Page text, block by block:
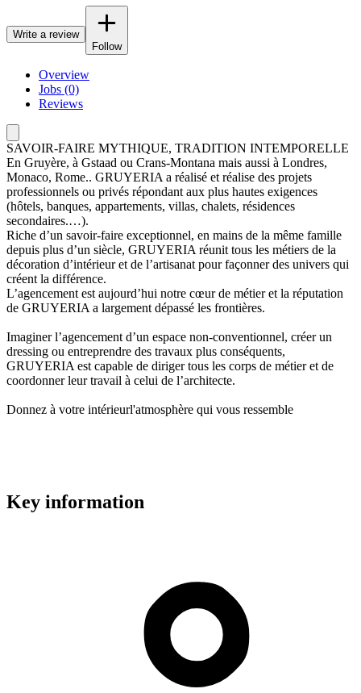
Write a review
Follow
Overview
Jobs (0)
Reviews
SAVOIR-FAIRE MYTHIQUE, TRADITION INTEMPORELLE
En Gruyère, à Gstaad ou Crans-Montana mais aussi à Londres,
Monaco, Rome.. GRUYERIA a réalisé et réalise des projets
professionnels ou privés répondant aux plus hautes exigences
(hôtels, banques, appartements, villas, chalets, résidences
secondaires.…).
Riche d’un savoir-faire exceptionnel, en mains de la même famille
depuis plus d’un siècle, GRUYERIA réunit tous les métiers de la
décoration d’intérieur et de l’artisanat pour façonner des univers qui
créent la différence.
L’agencement est aujourd’hui notre cœur de métier et la réputation
de GRUYERIA a largement dépassé les frontières.
Imaginer l’agencement d’un espace non-conventionnel, créer un
dressing ou entreprendre des travaux plus conséquents,
GRUYERIA est capable de diriger tous les corps de métier et de
coordonner leur travail à celui de l’architecte.
Donnez à votre intérieurl'atmosphère qui vous ressemble
Key information